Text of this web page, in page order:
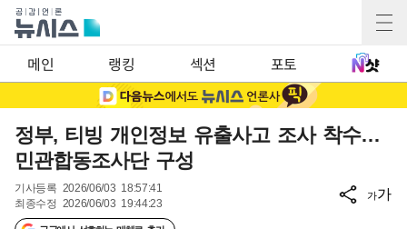
메인 랭킹 섹션 포토
정부, 티빙 개인정보 유출사고 조사 착수…
민관합동조사단 구성
기사등록 2026/06/03 18:57:41
최종수정 2026/06/03 19:44:23
가가